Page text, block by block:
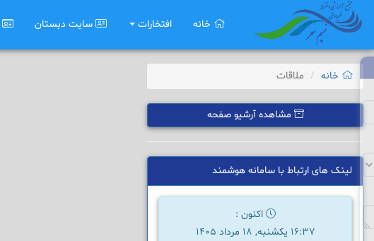
خانه افتخارات سایت دبستان
خانه ملاقات
مشاهده آرشیو صفحه
لینک های ارتباط با سامانه هوشمند
اکنون :
16:37 یکشنبه, 18 مرداد 1405